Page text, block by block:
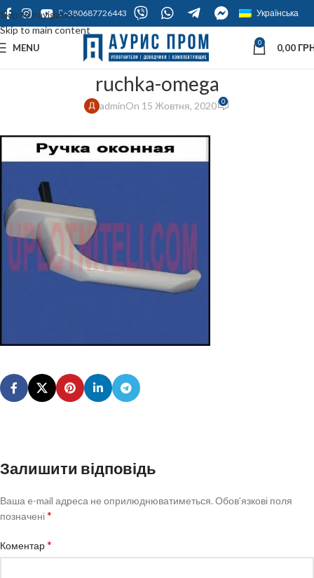
Skip to navigation
Skip to main content
+380687726443 Українська
MENU 0 0,00
ruchka-omega
adminOn 15 Жовтня, 2020 0
Залишити відповідь
Ваша e-mail адреса не оприлюднюватиметься. Обов’язкові поля
позначені*
Коментар*